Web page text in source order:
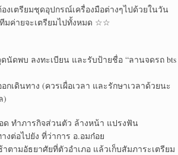
เตรียมชุดอุปกรณ์เครื่องมือต่างๆไปด้วยในวัน
มค่ายจะเตรียมไปทั้งหมด​ ☆☆
ดนัดพบ ลงทะเบียน และรับป้ายชื่อ “ลานจดรถ bts
กเดินทาง (ควรเผื่อเวลา และรักษาเวลาด้วยนะ
)
ด ทำภารกิจส่วนตัว ล้าง​หน้า แปรงฟัน​
งต่อไปยัง ที่ว่าการ อ.อมก๋อย
าตามอัธยาศัย​ที่ตัวอำเภอ แล้วเก็บสัมภาระ​เตรียม